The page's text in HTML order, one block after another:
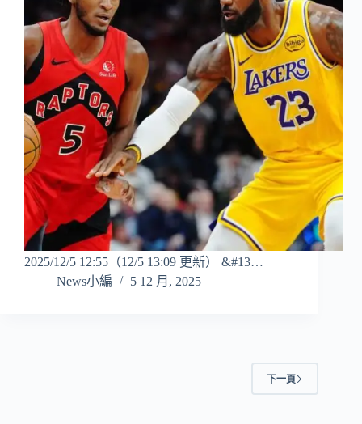
2025/12/5 12:55（12/5 13:09 更新） &#13…
News小編
5 12 月, 2025
下一頁